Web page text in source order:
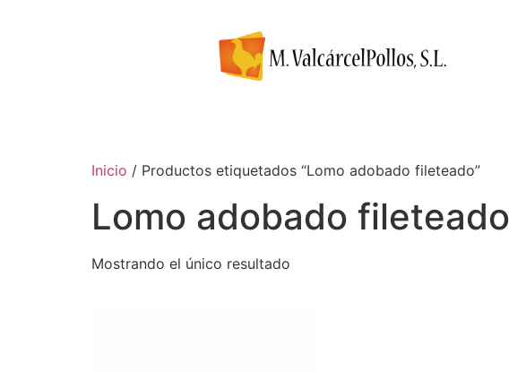
Inicio / Productos etiquetados “Lomo adobado fileteado”
Lomo adobado fileteado
Mostrando el único resultado